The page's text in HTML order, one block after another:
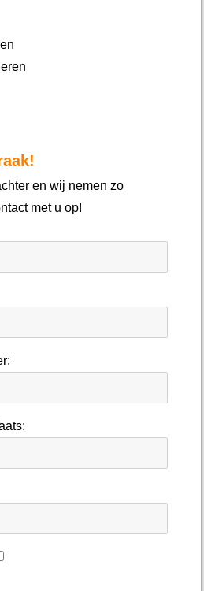
en wij nemen zo
met u op!